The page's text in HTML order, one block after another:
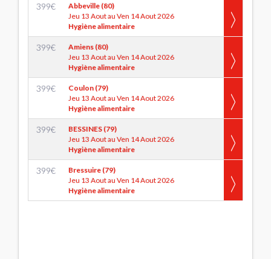
399€
Abbeville (80)
Jeu 13 Aout au Ven 14 Aout 2026
Hygiène alimentaire
399€
Amiens (80)
Jeu 13 Aout au Ven 14 Aout 2026
Hygiène alimentaire
399€
Coulon (79)
Jeu 13 Aout au Ven 14 Aout 2026
Hygiène alimentaire
399€
BESSINES (79)
Jeu 13 Aout au Ven 14 Aout 2026
Hygiène alimentaire
399€
Bressuire (79)
Jeu 13 Aout au Ven 14 Aout 2026
Hygiène alimentaire